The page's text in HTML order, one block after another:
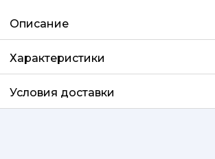
Описание
Характеристики
Условия доставки